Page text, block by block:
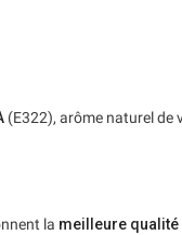
(E322), arôme naturel de
la meilleure